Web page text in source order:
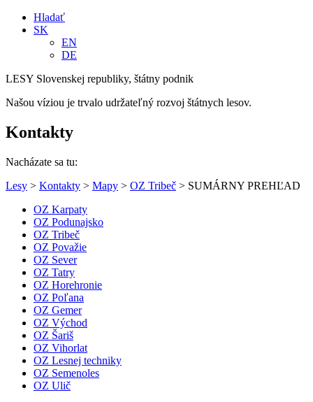
Hladať
SK
EN
DE
LESY Slovenskej republiky, štátny podnik
Našou víziou je trvalo udržateľný rozvoj štátnych lesov.
Kontakty
Nacházate sa tu:
Lesy > Kontakty > Mapy > OZ Tribeč > SUMÁRNY PREHĽAD
OZ Karpaty
OZ Podunajsko
OZ Tribeč
OZ Považie
OZ Sever
OZ Tatry
OZ Horehronie
OZ Poľana
OZ Gemer
OZ Východ
OZ Šariš
OZ Vihorlat
OZ Lesnej techniky
OZ Semenoles
OZ Ulič